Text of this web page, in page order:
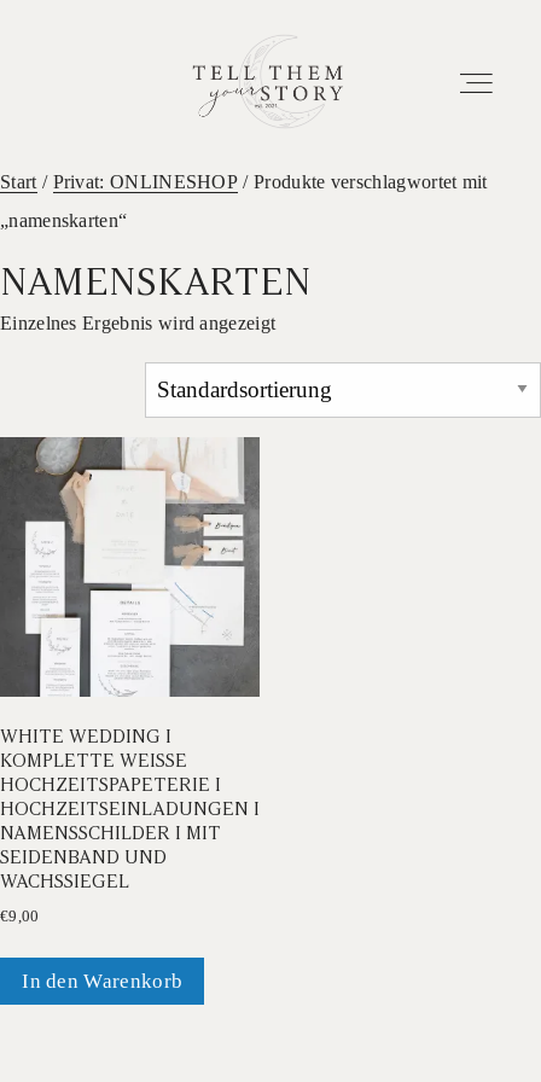
ETWAS ÜBER UNS
Start / Privat: ONLINESHOP / Produkte verschlagwortet mit
„namenskarten“
NAMENSKARTEN
Einzelnes Ergebnis wird angezeigt
WHITE WEDDING I
KOMPLETTE WEISSE H
OCHZEITSPAPETERIE I H
OCHZEITSEINLADUNGEN I N
AMENSSCHILDER I MIT S
EIDENBAND UND W
ACHSSIEGEL
€9,00
In den Warenkorb